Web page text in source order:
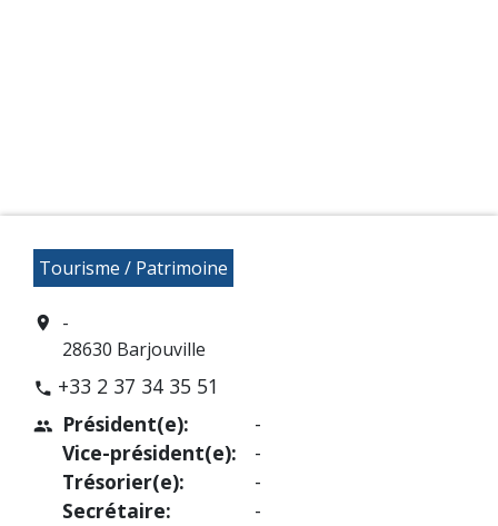
Tourisme / Patrimoine
location_on
-
28630 Barjouville
phone +33 2 37 34 35 51
people
Président(e):
Vice-président(e):
Trésorier(e):
Secrétaire:
-
-
-
-